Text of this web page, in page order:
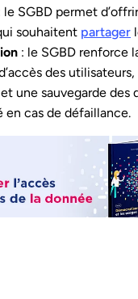
le SGBD permet
souhaitent partager
: le SGBD renforce
des utilisateurs,
une sauvegarde des
en cas de défaillance.